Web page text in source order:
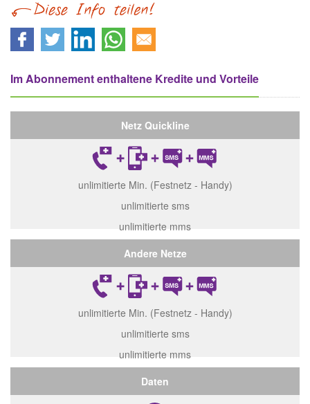
Im Abonnement enthaltene Kredite und Vorteile
Netz Quickline
unlimitierte Min. (Festnetz - Handy)
unlimitierte sms
unlimitierte mms
Andere Netze
unlimitierte Min. (Festnetz - Handy)
unlimitierte sms
unlimitierte mms
Daten